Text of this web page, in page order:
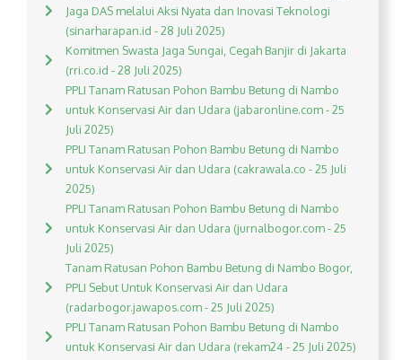
Jaga DAS melalui Aksi Nyata dan Inovasi Teknologi
(sinarharapan.id - 28 Juli 2025)
Komitmen Swasta Jaga Sungai, Cegah Banjir di Jakarta
(rri.co.id - 28 Juli 2025)
PPLI Tanam Ratusan Pohon Bambu Betung di Nambo
untuk Konservasi Air dan Udara (jabaronline.com - 25
Juli 2025)
PPLI Tanam Ratusan Pohon Bambu Betung di Nambo
untuk Konservasi Air dan Udara (cakrawala.co - 25 Juli
2025)
PPLI Tanam Ratusan Pohon Bambu Betung di Nambo
untuk Konservasi Air dan Udara (jurnalbogor.com - 25
Juli 2025)
Tanam Ratusan Pohon Bambu Betung di Nambo Bogor,
PPLI Sebut Untuk Konservasi Air dan Udara
(radarbogor.jawapos.com - 25 Juli 2025)
PPLI Tanam Ratusan Pohon Bambu Betung di Nambo
untuk Konservasi Air dan Udara (rekam24 - 25 Juli 2025)